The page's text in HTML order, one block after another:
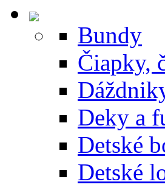
Bundy
Čiapky,
Deky a
Detské
Detské